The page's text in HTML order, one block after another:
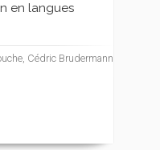
en langues
Cédric Brudermann